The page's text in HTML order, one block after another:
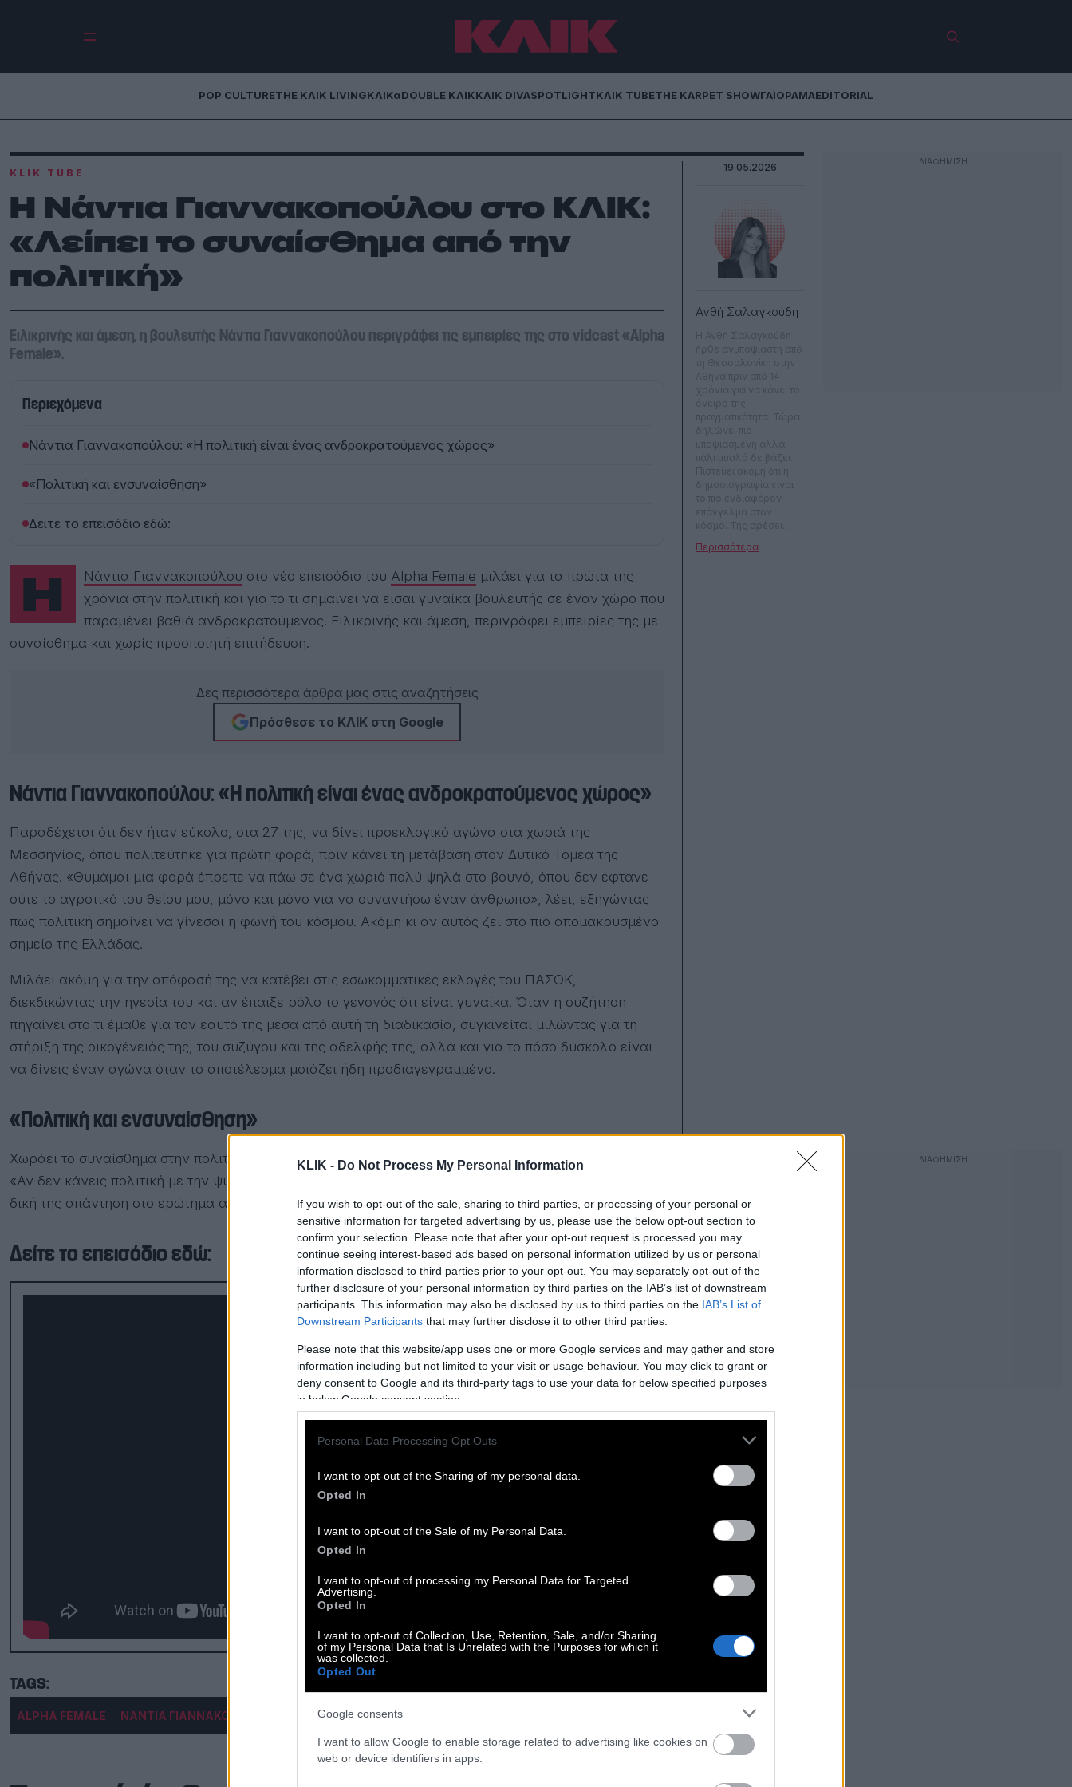
KLIK - Do Not Process My Personal Information
If you wish to opt-out of the sale, sharing to third parties, or processing of your personal or
sensitive information for targeted advertising by us, please use the below opt-out section to
confirm your selection. Please note that after your opt-out request is processed you may
continue seeing interest-based ads based on personal information utilized by us or personal
information disclosed to third parties prior to your opt-out. You may separately opt-out of the
further disclosure of your personal information by third parties on the IAB’s list of downstream
participants. This information may also be disclosed by us to third parties on the IAB’s List of
Downstream Participants that may further disclose it to other third parties.
Please note that this website/app uses one or more Google services and may gather and store
information including but not limited to your visit or usage behaviour. You may click to grant or
deny consent to Google and its third-party tags to use your data for below specified purposes
in below Google consent section.
Personal Data Processing Opt Outs
I want to opt-out of the Sharing of my personal data.
Opted In
I want to opt-out of the Sale of my Personal Data.
Opted In
I want to opt-out of processing my Personal Data for Targeted
Advertising.
Opted In
I want to opt-out of Collection, Use, Retention, Sale, and/or Sharing
of my Personal Data that Is Unrelated with the Purposes for which it
was collected.
Opted Out
Google consents
I want to allow Google to enable storage related to advertising like cookies on
web or device identifiers in apps.
POP CULTURETHE ΚΛΙΚ LIVINGΚΛΙΚαDOUBLE ΚΛΙΚΚΛΙΚ DIVASPOTLIGHTΚΛΙΚ TUBETHE KARPET SHOWΓΑΙΟΡΑΜΑEDITORIAL
KLIK TUBE
H Νάντια Γιαννακοπούλου στο ΚΛΙΚ:
«Λείπει το συναίσθημα από την
πολιτική»
Ειλικρινής και άμεση, η βουλευτής Νάντια Γιαννακοπούλου περιγράφει τις εμπειρίες της στο vidcast «Alpha
Female».
Περιεχόμενα
Νάντια Γιαννακοπούλου: «Η πολιτική είναι ένας ανδροκρατούμενος χώρος»
«Πολιτική και ενσυναίσθηση»
Δείτε το επεισόδιο εδώ:
Η Νάντια Γιαννακοπούλου στο νέο επεισόδιο του Alpha Female μιλάει για τα πρώτα της
χρόνια στην πολιτική και για το τι σημαίνει να είσαι γυναίκα βουλευτής σε έναν χώρο που
παραμένει βαθιά ανδροκρατούμενος. Ειλικρινής και άμεση, περιγράφει εμπειρίες της με
συναίσθημα και χωρίς προσποιητή επιτήδευση.
Δες περισσότερα άρθρα μας στις αναζητήσεις
Πρόσθεσε το ΚΛΙΚ στη Google
Νάντια Γιαννακοπούλου: «Η πολιτική είναι ένας ανδροκρατούμενος χώρος»
Παραδέχεται ότι δεν ήταν εύκολο, στα 27 της, να δίνει προεκλογικό αγώνα στα χωριά της
Μεσσηνίας, όπου πολιτεύτηκε για πρώτη φορά, πριν κάνει τη μετάβαση στον Δυτικό Τομέα της
Αθήνας. «Θυμάμαι μια φορά έπρεπε να πάω σε ένα χωριό πολύ ψηλά στο βουνό, όπου δεν έφτανε
ούτε το αγροτικό του θείου μου, μόνο και μόνο για να συναντήσω έναν άνθρωπο», λέει, εξηγώντας
πως πολιτική σημαίνει να γίνεσαι η φωνή του κόσμου. Ακόμη κι αν αυτός ζει στο πιο απομακρυσμένο
σημείο της Ελλάδας.
Μιλάει ακόμη για την απόφασή της να κατέβει στις εσωκομματικές εκλογές του ΠΑΣΟΚ,
διεκδικώντας την ηγεσία του και αν έπαιξε ρόλο το γεγονός ότι είναι γυναίκα. Όταν η συζήτηση
πηγαίνει στο τι έμαθε για τον εαυτό της μέσα από αυτή τη διαδικασία, συγκινείται μιλώντας για τη
στήριξη της οικογένειάς της, του συζύγου και της αδελφής της, αλλά και για το πόσο δύσκολο είναι
να δίνεις έναν αγώνα όταν το αποτέλεσμα μοιάζει ήδη προδιαγεγραμμένο.
«Πολιτική και ενσυναίσθηση»
Χωράει το συναίσθημα στην πολιτική; Για τη Νάντια Γιαννακοπούλου, όχι μόνο χωράει, αλλά λείπει.
«Αν δεν κάνεις πολιτική με την ψυχή σου, δεν κάνεις τίποτα», λέει χαρακτηριστικά. Τέλος, δίνει τη
δική της απάντηση στο ερώτημα αν η Ελλάδα είναι έτοιμη για μια γυναίκα πρωθυπουργό.
Δείτε το επεισόδιο εδώ:
ALPHA FEMALE ΝΑΝΤΙΑ ΓΙΑΝΝΑΚΟΠΟΥΛΟΥ
19.05.2026
Ανθή Σαλαγκούδη
δουλειά αλλά βρίσκει